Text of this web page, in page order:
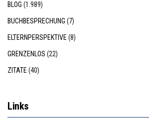
BLOG (1.989)
BUCHBESPRECHUNG (7)
ELTERNPERSPEKTIVE (8)
GRENZENLOS (22)
ZITATE (40)
Links